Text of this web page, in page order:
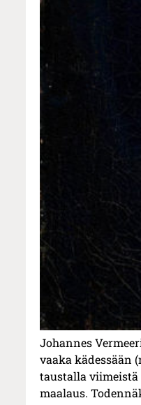
Johannes
vaaka kädessään
taustalla
maalaus.